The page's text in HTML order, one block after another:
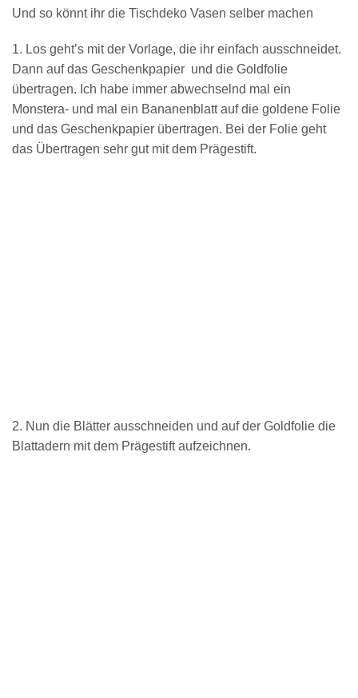
Und so könnt ihr die Tischdeko Vasen selber machen
1. Los geht’s mit der Vorlage, die ihr einfach ausschneidet.
Dann auf das Geschenkpapier und die Goldfolie
übertragen. Ich habe immer abwechselnd mal ein
Monstera- und mal ein Bananenblatt auf die goldene Folie
und das Geschenkpapier übertragen. Bei der Folie geht
das Übertragen sehr gut mit dem Prägestift.
2. Nun die Blätter ausschneiden und auf der Goldfolie die
Blattadern mit dem Prägestift aufzeichnen.